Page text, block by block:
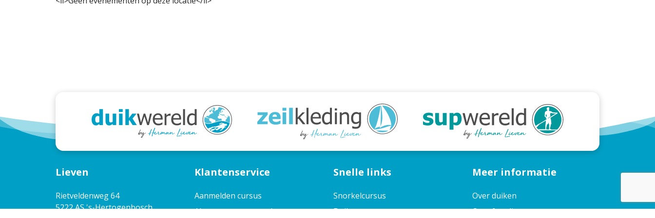
Lieven
Rietveldenweg 64
5222 AS 's-Hertogenbosch
Klantenservice
Aanmelden cursus
Algemene voorwaarden
Snelle links
Snorkelcursus
Duikcursus
Meer informatie
Over duiken
Over freediven